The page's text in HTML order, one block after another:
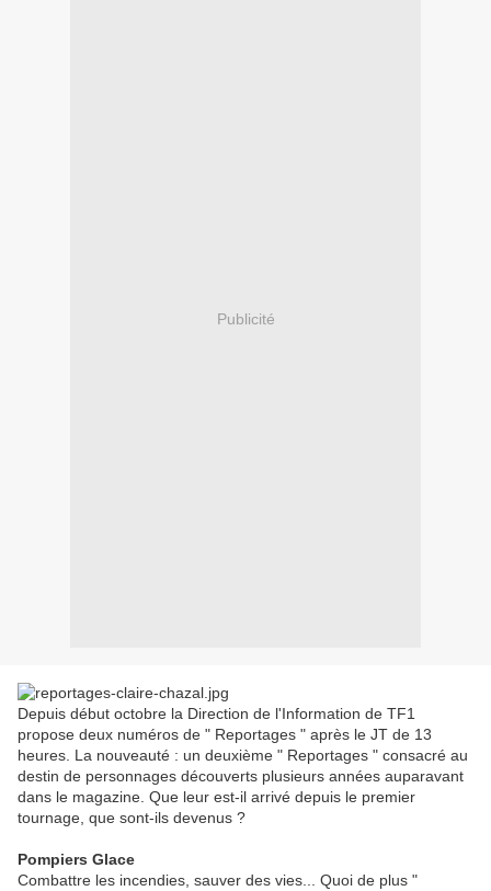
Publicité
Depuis début octobre la Direction de l'Information de TF1
propose deux numéros de " Reportages " après le JT de 13
heures. La nouveauté : un deuxième " Reportages " consacré au
destin de personnages découverts plusieurs années auparavant
dans le magazine. Que leur est-il arrivé depuis le premier
tournage, que sont-ils devenus ?
Pompiers Glace
Combattre les incendies, sauver des vies... Quoi de plus "